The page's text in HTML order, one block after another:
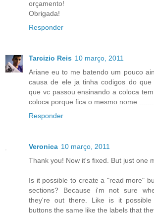
orçamento!
Obrigada!
Responder
Tarcizio Reis 10 março, 2011
Ariane eu to me batendo um pouco
causa de ele ja tinha codigos do
que vc passou ensinando a coloca
coloca porque fica o mesmo nome ........
Responder
Veronica 10 março, 2011
Thank you! Now it's fixed. But just one
Is it possible to create a "read more"
sections? Because i'm not sure
they're out there. Like is it
buttons the same like the labels that